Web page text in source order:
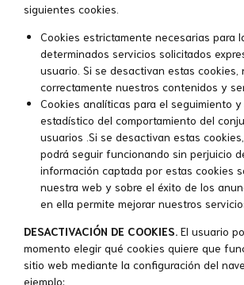
siguientes cookies.
Cookies estrictamente necesarias para
determinados servicios solicitados
usuario. Si se desactivan estas cookies,
correctamente nuestros contenidos y
Cookies analíticas para el seguimiento y
estadístico del comportamiento del
usuarios .Si se desactivan estas
podrá seguir funcionando sin perjuicio
información captada por estas cookies
nuestra web y sobre el éxito de los
en ella permite mejorar nuestros
DESACTIVACIÓN DE COOKIES. El usuario
momento elegir qué cookies quiere que
sitio web mediante la configuración del
ejemplo: